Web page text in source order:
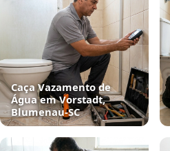
Caça Vazamento de
Água em Vorstadt,
Blumenau‑SC